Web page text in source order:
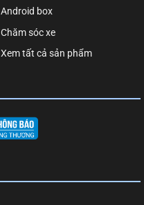
Android box
Chăm sóc xe
Xem tất cả sản phẩm